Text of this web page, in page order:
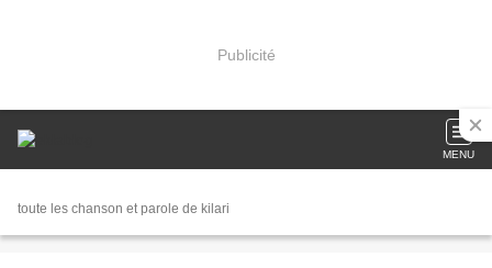
Publicité
MENU
toute les chanson et parole de kilari